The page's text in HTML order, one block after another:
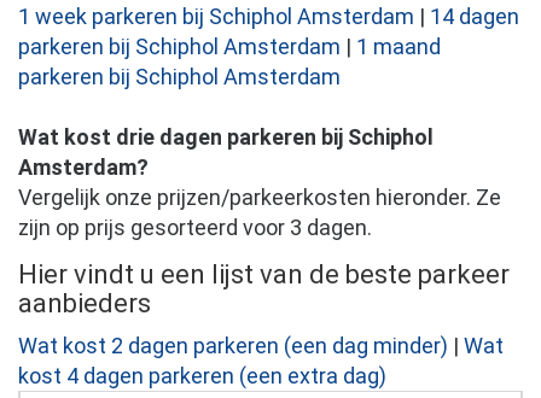
1 week parkeren bij Schiphol Amsterdam | 14 dagen
parkeren bij Schiphol Amsterdam | 1 maand
parkeren bij Schiphol Amsterdam
Wat kost drie dagen parkeren bij Schiphol
Amsterdam?
Vergelijk onze prijzen/parkeerkosten hieronder. Ze
zijn op prijs gesorteerd voor 3 dagen.
Hier vindt u een lijst van de beste parkeer
aanbieders
Wat kost 2 dagen parkeren (een dag minder) | Wat
kost 4 dagen parkeren (een extra dag)